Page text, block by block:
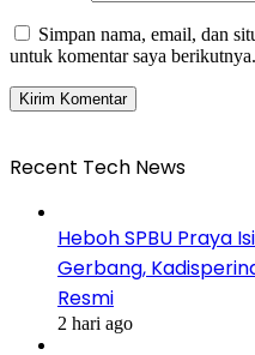
Simpan nama, email, dan
untuk komentar saya berikutnya.
Recent Tech News
Heboh SPBU Praya
Gerbang,
Resmi
2 hari ago